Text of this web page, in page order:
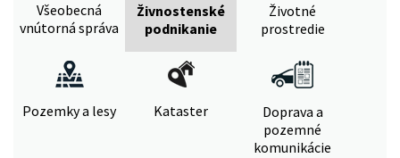
Všeobecná
vnútorná správa
Živnostenské
podnikanie
Životné
prostredie
Pozemky a lesy Kataster
Doprava a
pozemné
komunikácie